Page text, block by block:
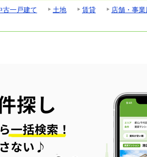
古一戸建て 土地 賃貸
店舗・事業